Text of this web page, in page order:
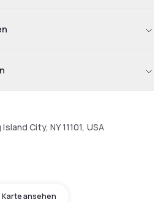
City, NY 11101, USA
Karte ansehen